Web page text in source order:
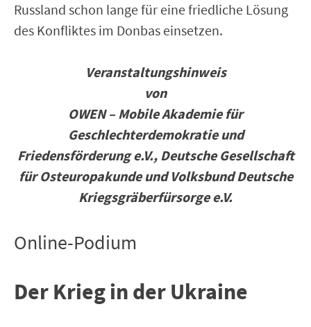
Russland schon lange für eine friedliche Lösung
des Konfliktes im Donbas einsetzen.
Veranstaltungshinweis
von
OWEN – Mobile Akademie für
Geschlechterdemokratie und
Friedensförderung e.V., Deutsche Gesellschaft
für Osteuropakunde und Volksbund Deutsche
Kriegsgräberfürsorge e.V.
Online-Podium
Der Krieg in der Ukraine